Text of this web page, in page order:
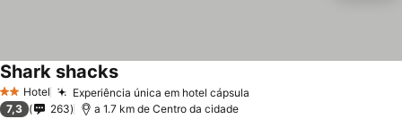
2 Estrelas
Hotel Experiência única em hotel cápsula
Shark shacksVer preços
7,3 263 a 1.7 km de Centro da cidade